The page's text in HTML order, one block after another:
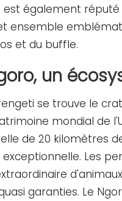
également
ensemble
et du buffle.
un
se trouve le
mondial de
de 20 kilomètres
Les
garanties. Le